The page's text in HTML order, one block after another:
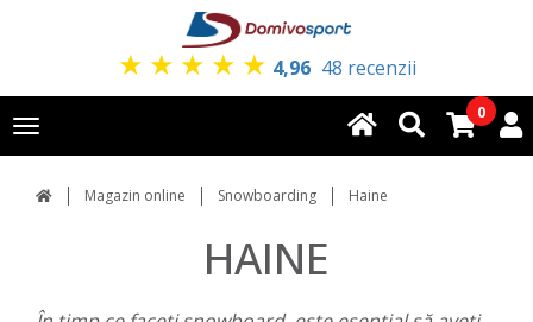
★ ★ ★ ★ ★ 4,96 48 recenzii
Toggle
navigation
0
Magazin online Snowboarding Haine
HAINE